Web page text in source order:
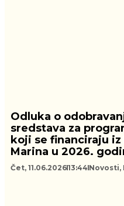
Odluka o
sredstava za
koji se financiraju
Marina u 2026.
Čet, 11.06.202613:44 Novosti,